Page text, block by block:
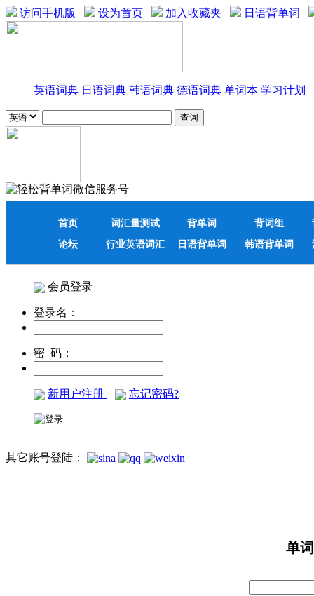
访问手机版 设为首页 加入收藏夹 日语背单词
英语词典 日语词典 韩语词典 德语词典 单词本 学习计划
首页 词汇量测试 背单词 背词组
论坛
行业英语词汇 日语背单词 韩语背单词
会员登录
登录名：
密 码：
新用户注册 忘记密码?
其它账号登陆：
单